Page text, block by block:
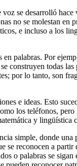
se desarrolló hace
no se molestan en
e incluso a los
palabras. Por
construyen todas
por lo tanto, son
e ideas. Esto
los teléfonos, pero
y lingüística
simple, donde una
se reconocen a partir
o palabras se sigan